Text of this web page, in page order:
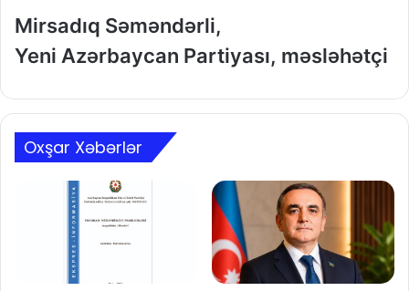
Mirsadıq Səməndərli,
Yeni Azərbaycan Partiyası, məsləhətçi
Oxşar Xəbərlər